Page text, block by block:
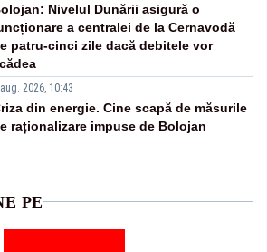
Nivelul Dunării asigură o
a centralei de la Cernavodă
patru-cinci zile dacă debitele vor
2026, 10:43
din energie. Cine scapă de măsurile
raționalizare impuse de Bolojan
PE